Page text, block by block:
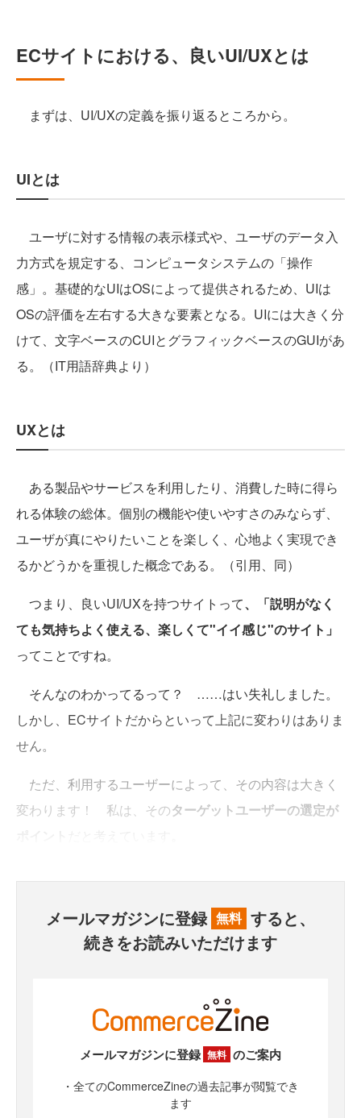
ECサイトにおける、良いUI/UXとは
まずは、UI/UXの定義を振り返るところから。
UIとは
ユーザに対する情報の表示様式や、ユーザのデータ入
力方式を規定する、コンピュータシステムの「操作
感」。基礎的なUIはOSによって提供されるため、UIは
OSの評価を左右する大きな要素となる。UIには大きく分
けて、文字ベースのCUIとグラフィックベースのGUIがあ
る。（IT用語辞典より）
UXとは
ある製品やサービスを利用したり、消費した時に得ら
れる体験の総体。個別の機能や使いやすさのみならず、
ユーザが真にやりたいことを楽しく、心地よく実現でき
るかどうかを重視した概念である。（引用、同）
つまり、良いUI/UXを持つサイトって、「説明がなく
ても気持ちよく使える、楽しくて"イイ感じ"のサイト」
ってことですね。
そんなのわかってるって？ ……はい失礼しました。
しかし、ECサイトだからといって上記に変わりはありま
せん。
ただ、利用するユーザーによって、その内容は大きく
変わります！ 私は、そのターゲットユーザーの選定が
メールマガジンに登録 無料 すると、
続きをお読みいただけます
メールマガジンに登録 無料 のご案内
・全てのCommerceZineの過去記事が閲覧でき
ます